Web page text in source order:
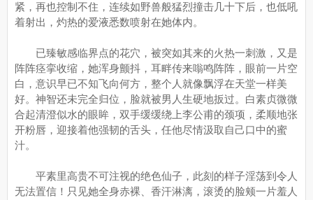
紧，再也控制不住，连续如野兽般猛烈撞击几十下后，也低吼
着射出，灼热的爱液悉数喷射在她体内。
已臻敏感临界点的花穴，被突如其来的火热一刺激，又是
阵阵痉挛收缩，她浑身颤抖，耳畔传来嗡鸣阵阵，眼前一片空
白，意识早已不知飞向何方，整个人就像飘浮在天堂一样美
好。神智还未完全归位，脸就被男人生硬地扳过。白素贞微微
合起清澄似水的眼眸，双手缓缓绕上李公甫的颈项，柔顺地张
开粉唇，迎接着他强韧的舌头，任他尽情汲取自己口中的蜜
汁。
平素里高贵不可注视的绝色仙子，此刻的样子淫荡到令人
无法置信！只见她全身赤裸、香汗淋漓，滚烫的脸颊一片羞人